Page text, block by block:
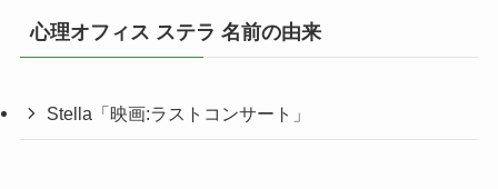
心理オフィス ステラ 名前の由来
Stella「映画:ラストコンサート」